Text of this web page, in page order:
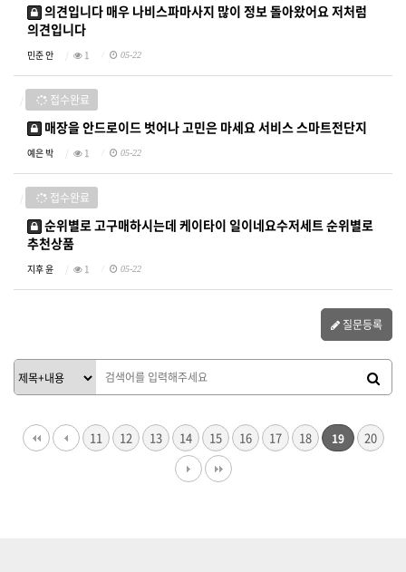
의견입니다 매우 나비스파마사지 많이 정보 돌아왔어요 저처럼
의견입니다
민준 안 1 05-22
접수완료
매장을 안드로이드 벗어나 고민은 마세요 서비스 스마트전단지
예은 박 1 05-22
접수완료
순위별로 고구매하시는데 케이타이 일이네요수저세트 순위별로
추천상품
지후 윤 1 05-22
질문등록
11 12 13 14 15 16 17 18 19 20